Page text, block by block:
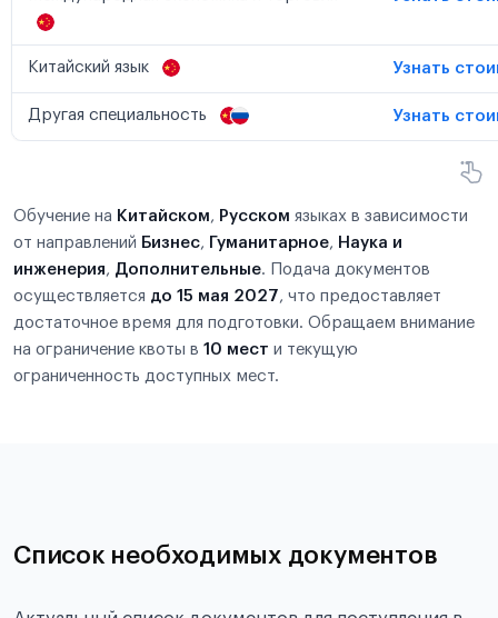
Китайский язык Узнать
Другая специальность Узнать
Обучение на Китайском, Русском языках в зависимости
от направлений Бизнес, Гуманитарное, Наука и
инженерия, Дополнительные. Подача документов
осуществляется до 15 мая 2027, что предоставляет
достаточное время для подготовки. Обращаем внимание
на ограничение квоты в 10 мест и текущую
ограниченность доступных мест.
Список необходимых документов